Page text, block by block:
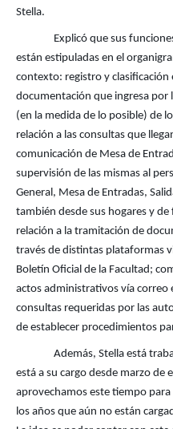
Stella.
Explicó que sus
están estipuladas en el
contexto: registro y
documentación que ingresa
(en la medida de lo posible) de
relación a las consultas que
comunicación de Mesa de
supervisión de las mismas al
General, Mesa de Entradas,
también desde sus hogares y
relación a la tramitación de
través de distintas plataformas
Boletín Oficial de la Facultad;
actos administrativos vía correo
consultas requeridas por las
de establecer procedimientos
Además, Stella está
está a su cargo desde marzo de
aprovechamos este tiempo
los años que aún no están